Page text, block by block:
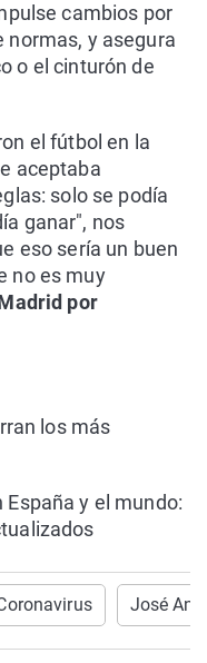
cambios por
normas, y asegura
o el cinturón de
el fútbol en la
aceptaba
solo se podía
ganar", nos
eso sería un buen
no es muy
por
los más
y el mundo:
José